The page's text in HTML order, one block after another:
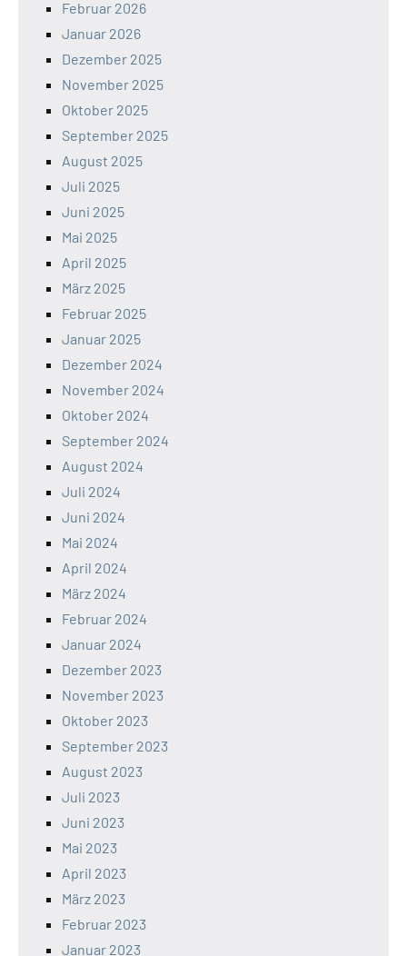
Februar 2026
Januar 2026
Dezember 2025
November 2025
Oktober 2025
September 2025
August 2025
Juli 2025
Juni 2025
Mai 2025
April 2025
März 2025
Februar 2025
Januar 2025
Dezember 2024
November 2024
Oktober 2024
September 2024
August 2024
Juli 2024
Juni 2024
Mai 2024
April 2024
März 2024
Februar 2024
Januar 2024
Dezember 2023
November 2023
Oktober 2023
September 2023
August 2023
Juli 2023
Juni 2023
Mai 2023
April 2023
März 2023
Februar 2023
Januar 2023